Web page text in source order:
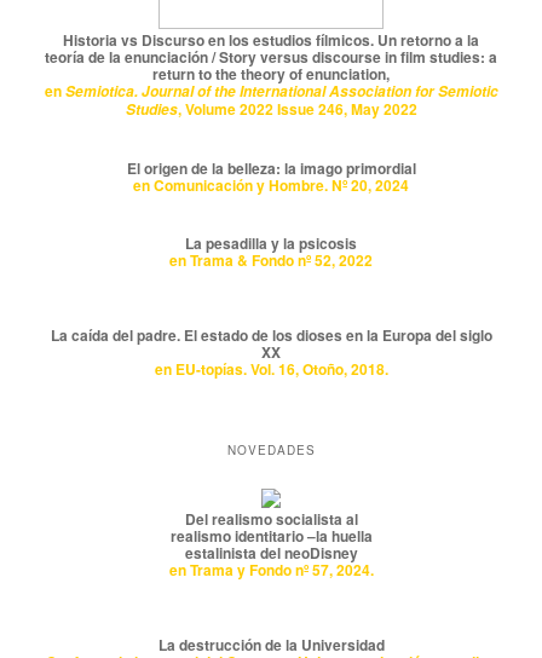
Historia vs Discurso en los estudios fílmicos. Un retorno a la
teoría de la enunciación / Story versus discourse in film studies: a
return to the theory of enunciation,
enSemiotica. Journal of the International Association for Semiotic
Studies, Volume 2022 Issue 246, May 2022
El origen de la belleza: la imago primordial
en Comunicación y Hombre. Nº 20, 2024
La pesadilla y la psicosis
en Trama & Fondo nº 52, 2022
La caída del padre. El estado de los dioses en la Europa del siglo
XX
en EU-topías. Vol. 16, Otoño, 2018.
NOVEDADES
Del realismo socialista al
realismo identitario –la huella
estalinista del neoDisney
en Trama y Fondo nº 57, 2024.
La destrucción de la Universidad